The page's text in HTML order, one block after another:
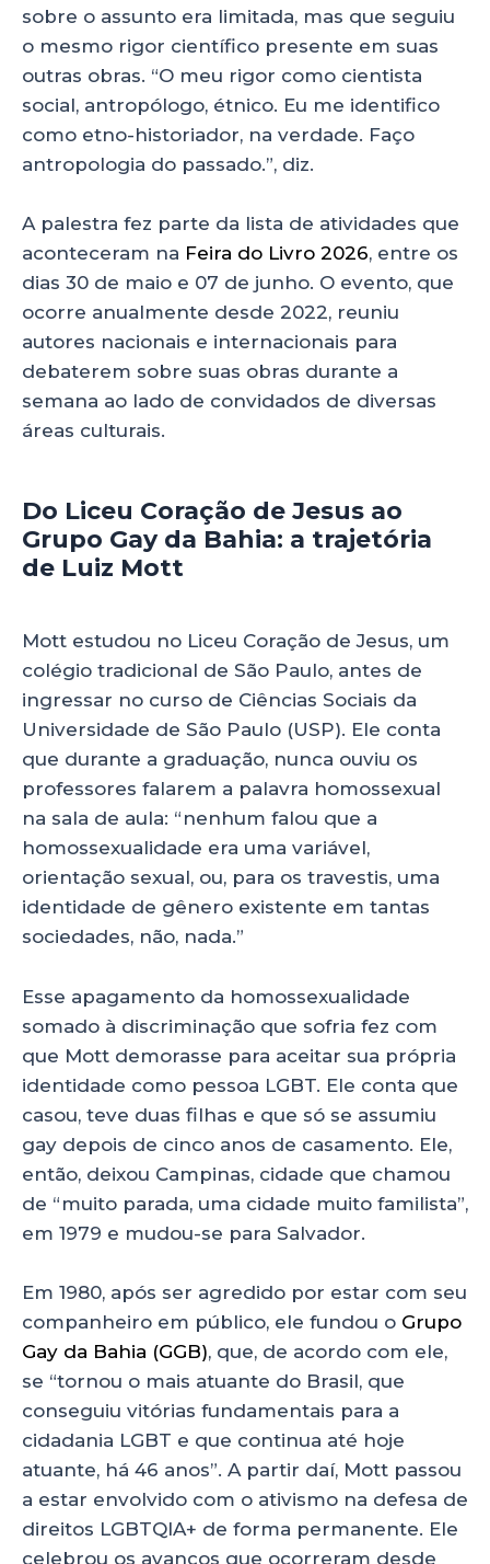
sobre o assunto era limitada, mas que seguiu
o mesmo rigor científico presente em suas
outras obras. “O meu rigor como cientista
social, antropólogo, étnico. Eu me identifico
como etno-historiador, na verdade. Faço
antropologia do passado.”, diz.
A palestra fez parte da lista de atividades que
aconteceram na Feira do Livro 2026, entre os
dias 30 de maio e 07 de junho. O evento, que
ocorre anualmente desde 2022, reuniu
autores nacionais e internacionais para
debaterem sobre suas obras durante a
semana ao lado de convidados de diversas
áreas culturais.
Do Liceu Coração de Jesus ao
Grupo Gay da Bahia: a trajetória
de Luiz Mott
Mott estudou no Liceu Coração de Jesus, um
colégio tradicional de São Paulo, antes de
ingressar no curso de Ciências Sociais da
Universidade de São Paulo (USP). Ele conta
que durante a graduação, nunca ouviu os
professores falarem a palavra homossexual
na sala de aula: “nenhum falou que a
homossexualidade era uma variável,
orientação sexual, ou, para os travestis, uma
identidade de gênero existente em tantas
sociedades, não, nada.”
Esse apagamento da homossexualidade
somado à discriminação que sofria fez com
que Mott demorasse para aceitar sua própria
identidade como pessoa LGBT. Ele conta que
casou, teve duas filhas e que só se assumiu
gay depois de cinco anos de casamento. Ele,
então, deixou Campinas, cidade que chamou
de “muito parada, uma cidade muito familista”,
em 1979 e mudou-se para Salvador.
Em 1980, após ser agredido por estar com seu
companheiro em público, ele fundou o Grupo
Gay da Bahia (GGB), que, de acordo com ele,
se “tornou o mais atuante do Brasil, que
conseguiu vitórias fundamentais para a
cidadania LGBT e que continua até hoje
atuante, há 46 anos”. A partir daí, Mott passou
a estar envolvido com o ativismo na defesa de
direitos LGBTQIA+ de forma permanente. Ele
celebrou os avanços que ocorreram desde